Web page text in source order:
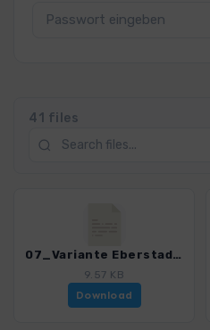
41 files
07_Variante Eberstadt.gpx
9.57 KB
Download